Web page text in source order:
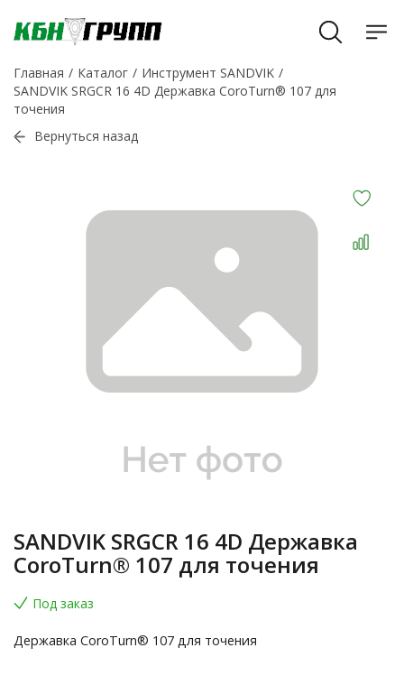
Главная Каталог
Инструмент SANDVIK
SANDVIK SRGCR 16 4D Державка CoroTurn® 107 для
точения
Вернуться назад
SANDVIK SRGCR 16 4D Державка
CoroTurn® 107 для точения
Под заказ
Державка CoroTurn® 107 для точения